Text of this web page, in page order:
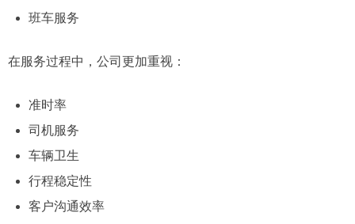
班车服务
在服务过程中，公司更加重视：
准时率
司机服务
车辆卫生
行程稳定性
客户沟通效率